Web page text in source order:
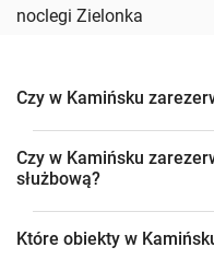
noclegi Zielonka
Czy w Kamińsku
Czy w Kamińsku
służbową?
Które obiekty w